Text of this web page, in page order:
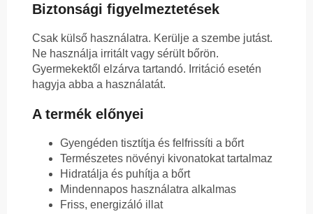
Biztonsági figyelmeztetések
Csak külső használatra. Kerülje a szembe jutást.
Ne használja irritált vagy sérült bőrön.
Gyermekektől elzárva tartandó. Irritáció esetén
hagyja abba a használatát.
A termék előnyei
Gyengéden tisztítja és felfrissíti a bőrt
Természetes növényi kivonatokat tartalmaz
Hidratálja és puhítja a bőrt
Mindennapos használatra alkalmas
Friss, energizáló illat